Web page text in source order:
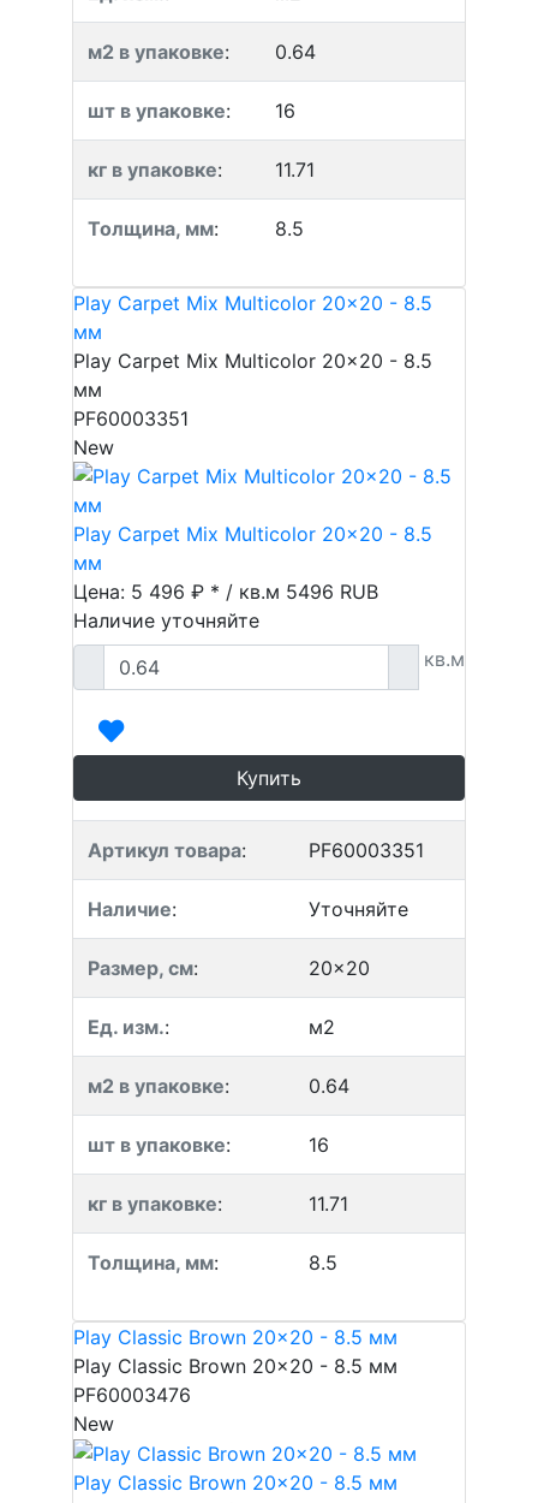
м2 в упаковке: 0.64
шт в упаковке: 16
кг в упаковке: 11.71
Толщина, мм: 8.5
Play Carpet Mix Multicolor 20x20 - 8.5
мм
Play Carpet Mix Multicolor 20x20 - 8.5
мм
PF60003351
New
Play Carpet Mix Multicolor 20x20 - 8.5
мм
Цена: 5 496 ₽ * / кв.м 5496 RUB
Наличие уточняйте
кв.м
Купить
Артикул товара: PF60003351
Наличие: Уточняйте
Размер, см: 20x20
Ед. изм.: м2
м2 в упаковке: 0.64
шт в упаковке: 16
кг в упаковке: 11.71
Толщина, мм: 8.5
Play Classic Brown 20x20 - 8.5 мм
Play Classic Brown 20x20 - 8.5 мм
PF60003476
New
Play Classic Brown 20x20 - 8.5 мм